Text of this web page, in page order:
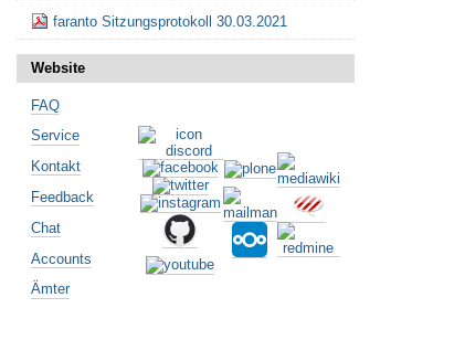
faranto Sitzungsprotokoll 30.03.2021
Website
FAQ
Service
Kontakt
Feedback
Chat
Accounts
Ämter